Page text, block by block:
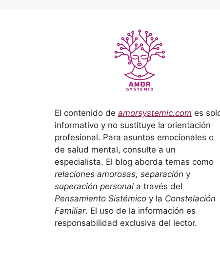
El contenido de amorsystemic.com es
informativo y no sustituye la orientación
profesional. Para asuntos emocionales o
de salud mental, consulte a un
especialista. El blog aborda temas como
relaciones amorosas, separación y
superación personal a través del
Pensamiento Sistémico y la Constelación
Familiar. El uso de la información es
responsabilidad exclusiva del lector.